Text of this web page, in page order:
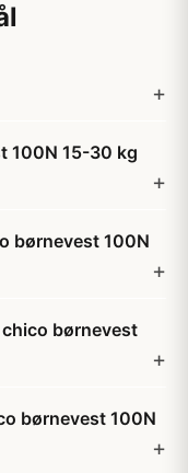
100N 15-30 kg
børnevest 100N
børnevest
børnevest 100N